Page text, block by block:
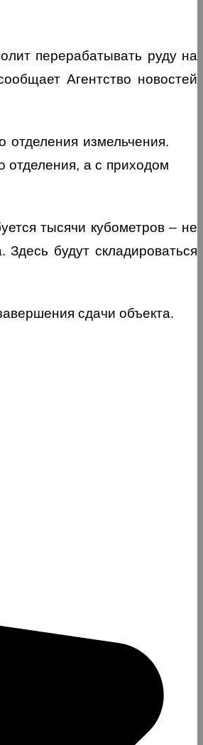
перерабатывать руду на
Агентство новостей
отделения измельчения.
отделения, а с приходом
тысячи кубометров – не
будут складироваться
сдачи объекта.